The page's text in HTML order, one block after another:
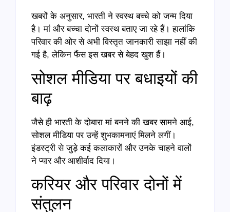
खबरों के अनुसार, भारती ने स्वस्थ बच्चे को जन्म दिया
है। मां और बच्चा दोनों स्वस्थ बताए जा रहे हैं। हालांकि
परिवार की ओर से अभी विस्तृत जानकारी साझा नहीं की
गई है, लेकिन फैंस इस खबर से बेहद खुश हैं।
सोशल मीडिया पर बधाइयों की
बाढ़
जैसे ही भारती के दोबारा मां बनने की खबर सामने आई,
सोशल मीडिया पर उन्हें शुभकामनाएं मिलने लगीं।
इंडस्ट्री से जुड़े कई कलाकारों और उनके चाहने वालों
ने प्यार और आशीर्वाद दिया।
करियर और परिवार दोनों में
संतुलन